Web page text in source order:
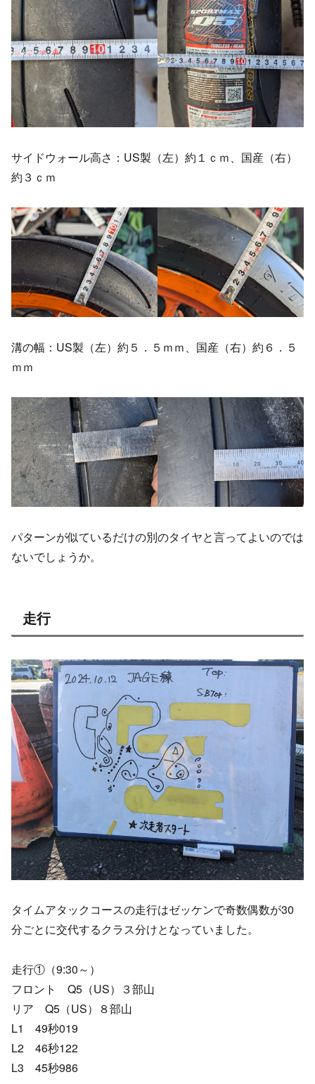
サイドウォール高さ：US製（左）約１ｃｍ、国産（右）
約３ｃｍ
溝の幅：US製（左）約５．５ｍｍ、国産（右）約６．５
ｍｍ
パターンが似ているだけの別のタイヤと言ってよいのでは
ないでしょうか。
走行
タイムアタックコースの走行はゼッケンで奇数偶数が30
分ごとに交代するクラス分けとなっていました。
走行①（9:30～）
フロント Q5（US）３部山
リア Q5（US）８部山
L1 49秒019
L2 46秒122
L3 45秒986